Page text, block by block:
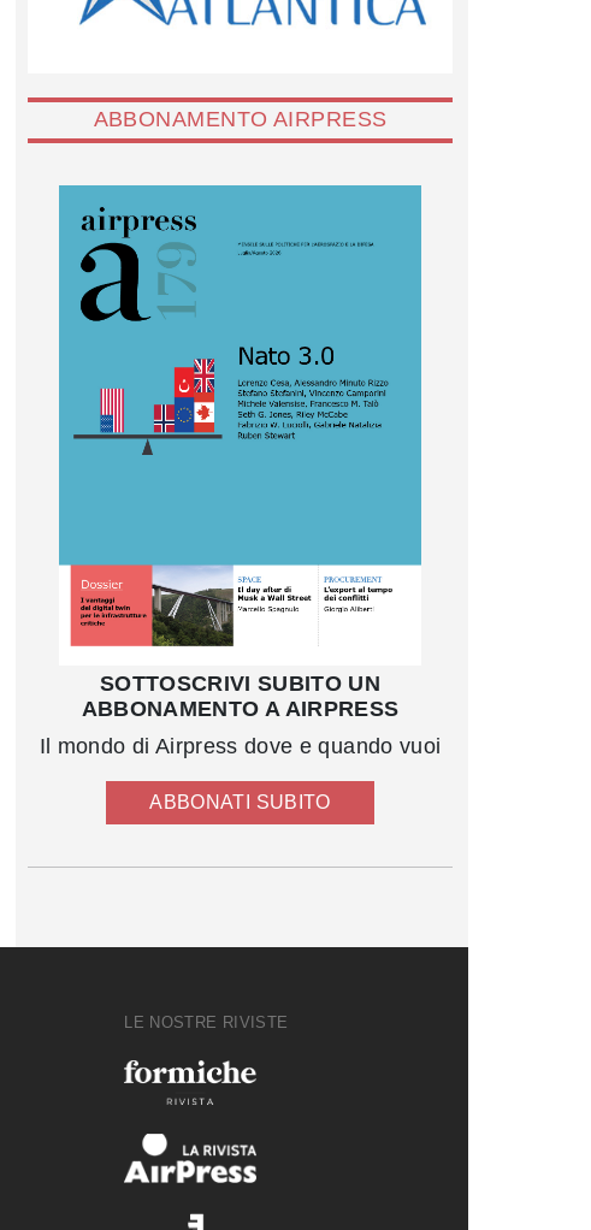
ABBONAMENTO AIRPRESS
SOTTOSCRIVI SUBITO UN
ABBONAMENTO A AIRPRESS
Il mondo di Airpress dove e quando vuoi
ABBONATI SUBITO
LE NOSTRE RIVISTE